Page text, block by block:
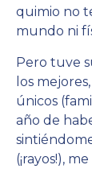
quimio no
mundo ni
Pero tuve
los
únicos
año de
(¡rayos!),